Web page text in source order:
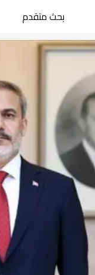
بحث متقدم